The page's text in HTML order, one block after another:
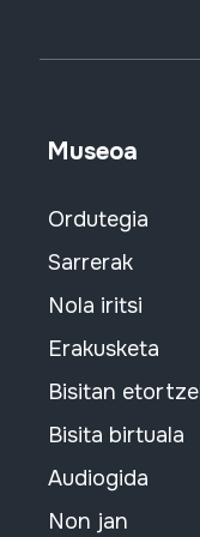
Museoa
Ordutegia
Sarrerak
Nola iritsi
Erakusketa
Bisitan
Bisita birtuala
Audiogida
Non jan